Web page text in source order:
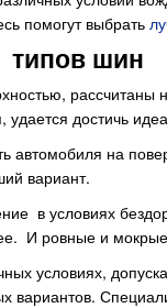
помогут выбрать
типов шин
рассчитаны
достичь
автомобиля на
вариант.
в условиях
И ровные и
условиях,